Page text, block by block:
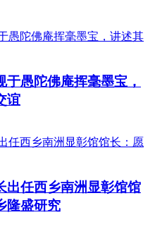
愚陀佛庵挥毫墨宝，
谊
出任西乡南洲显彰馆馆
隆盛研究